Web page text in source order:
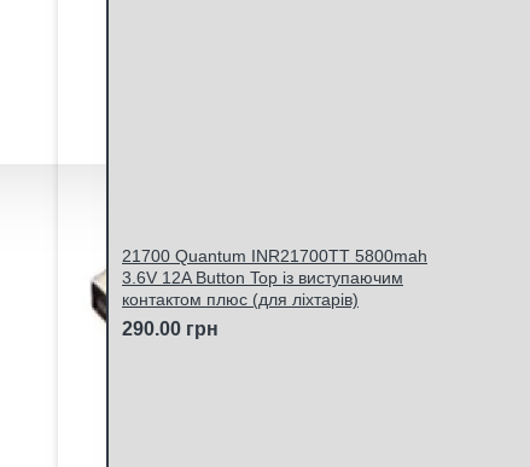
21700 Quantum INR21700TT 5800mah
3.6V 12A Button Top із виступаючим
контактом плюс (для ліхтарів)
290.00 грн